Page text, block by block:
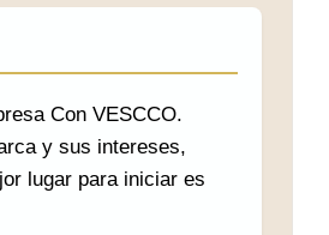
Con VESCCO.
y sus intereses,
lugar para iniciar es